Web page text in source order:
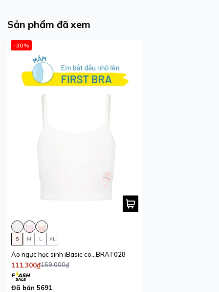
Sản phẩm đã xem
-30%
S M L XL
BRAT028
111,300₫159,000₫
Đã bán 5691